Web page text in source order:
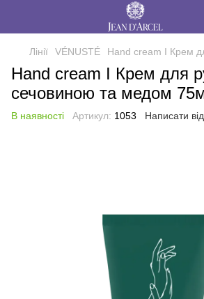
Лінії VÉNUSTÉ Hand cream I Крем
Hand cream I Крем для
сечовиною та медом
В наявності Артикул: 1053 Написати